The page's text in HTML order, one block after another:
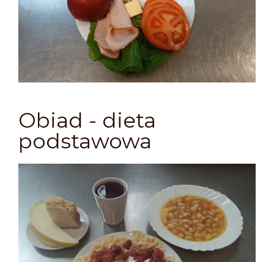
Obiad - dieta
podstawowa